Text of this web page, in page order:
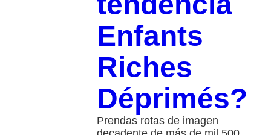
Enfants
Riches
Déprimés?
Prendas rotas de imagen